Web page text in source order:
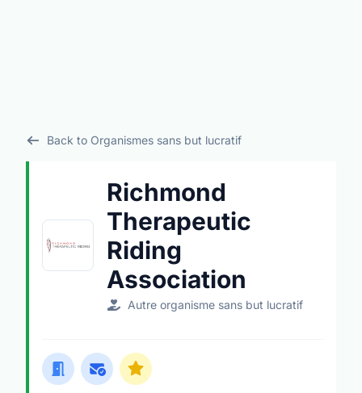
Back to Organismes sans but lucratif
Richmond
Therapeutic
Riding
Association
Autre organisme sans but lucratif